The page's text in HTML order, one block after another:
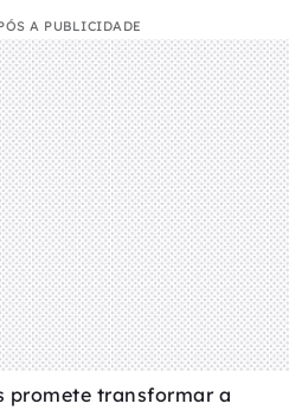
A PUBLICIDADE
promete transformar a